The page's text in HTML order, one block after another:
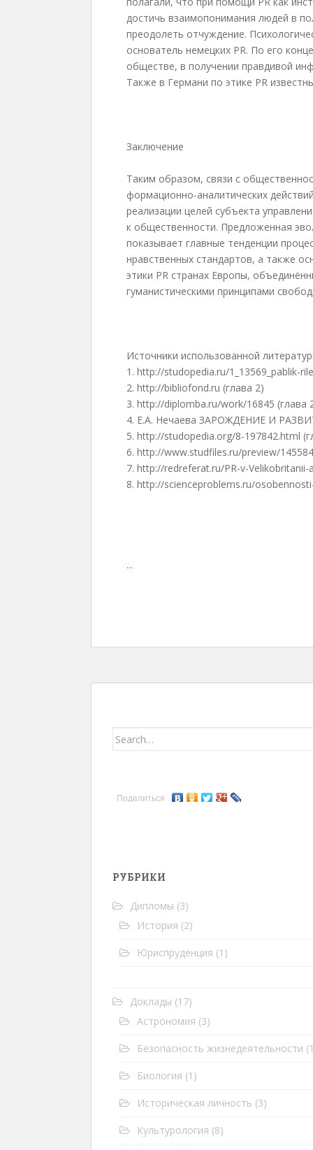
достичь взаимопонимания людей в
преодолеть отчуждение.
основатель немецких PR. По его
обществе, в получении правдивой
Также в Германи по этике PR
Заключение
Таким образом, связи с
формационно-аналитических
реализации целей субъекта
к общественности. Предложенная
показывает главные тенденции
нравственных стандартов, а также
этики PR странах Европы,
гуманистическими принципами
Источники использованной
1. http://studopedia.ru/1_13569_pablik-
2. http://bibliofond.ru (глава 2)
3. http://diplomba.ru/work/16845 (глава
4. Е.А. Нечаева ЗАРОЖДЕНИЕ И
5. http://studopedia.org/8-197842.html
6. http://www.studfiles.ru/preview/
7. http://redreferat.ru/PR-v-Velikobritanii-
8. http://scienceproblems.ru/
...
Search for:
Поделиться
РУБРИКИ
Дипломы (3)
История (2)
Юриспруденция (1)
Доклады (17)
Астрономия (3)
Безопасность жизнедеятельности
Биология (1)
Историческая личность (3)
Культурология (8)